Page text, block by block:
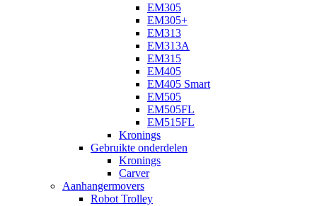
EM305
EM305+
EM313
EM313A
EM315
EM405
EM405 Smart
EM505
EM505FL
EM515FL
Kronings
Gebruikte onderdelen
Kronings
Carver
Aanhangermovers
Robot Trolley